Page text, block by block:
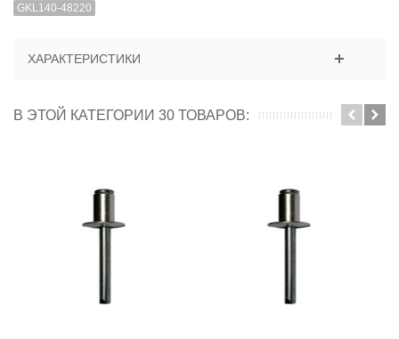
GKL140-48220
ХАРАКТЕРИСТИКИ
В ЭТОЙ КАТЕГОРИИ 30 ТОВАРОВ: